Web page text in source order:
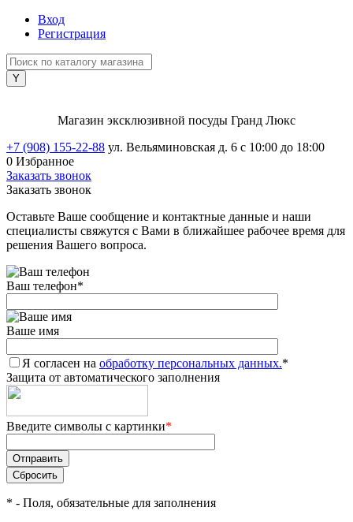
Вход
Регистрация
Магазин эксклюзивной посуды Гранд Люкс
+7 (908) 155-22-88 ул. Вельяминовская д. 6 с 10:00 до 18:00
0 Избранное
Заказать звонок
Заказать звонок
Оставьте Ваше сообщение и контактные данные и наши
специалисты свяжутся с Вами в ближайшее рабочее время для
решения Вашего вопроса.
Ваш телефон*
Ваше имя
Я согласен на обработку персональных данных.*
Защита от автоматического заполнения
Введите символы с картинки*
* - Поля, обязательные для заполнения